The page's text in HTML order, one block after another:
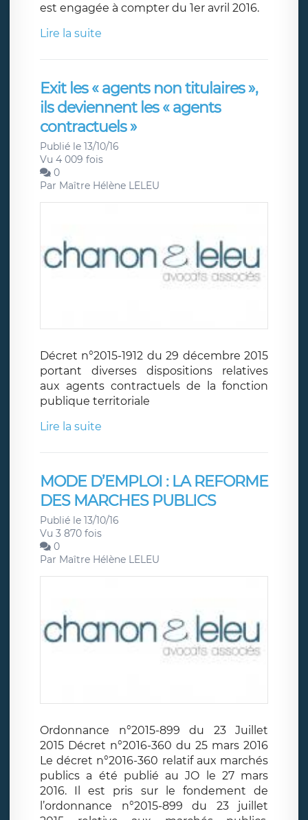
est engagée à compter du 1er avril 2016.
Lire la suite
Exit les « agents non titulaires »,
ils deviennent les « agents
contractuels »
Publié le 13/10/16
Vu 4 009 fois
0
Par Maître Hélène LELEU
Décret n°2015-1912 du 29 décembre 2015
portant diverses dispositions relatives
aux agents contractuels de la fonction
publique territoriale
Lire la suite
MODE D’EMPLOI : LA REFORME
DES MARCHES PUBLICS
Publié le 13/10/16
Vu 3 870 fois
0
Par Maître Hélène LELEU
Ordonnance n°2015-899 du 23 Juillet
2015 Décret n°2016-360 du 25 mars 2016
Le décret n°2016-360 relatif aux marchés
publics a été publié au JO le 27 mars
2016. Il est pris sur le fondement de
l’ordonnance n°2015-899 du 23 juillet